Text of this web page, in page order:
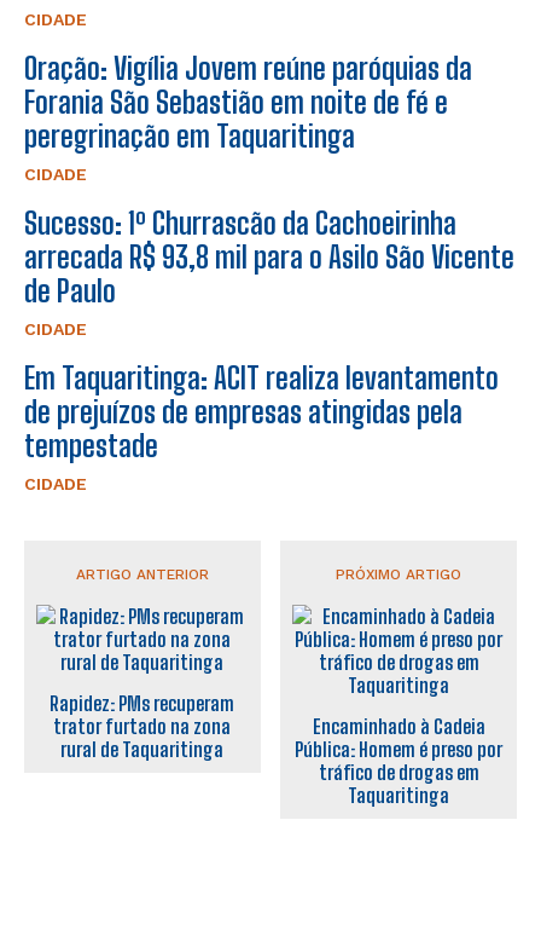
CIDADE
Oração: Vigília Jovem reúne paróquias da
Forania São Sebastião em noite de fé e
peregrinação em Taquaritinga
CIDADE
Sucesso: 1º Churrascão da Cachoeirinha
arrecada R$ 93,8 mil para o Asilo São Vicente
de Paulo
CIDADE
Em Taquaritinga: ACIT realiza levantamento
de prejuízos de empresas atingidas pela
tempestade
CIDADE
ARTIGO ANTERIOR
Rapidez: PMs recuperam
trator furtado na zona
rural de Taquaritinga
PRÓXIMO ARTIGO
Encaminhado à Cadeia
Pública: Homem é preso por
tráfico de drogas em
Taquaritinga